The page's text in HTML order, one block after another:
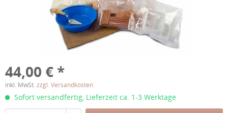
44,00 € *
inkl. MwSt. zzgl. Versandkosten
Sofort versandfertig, Lieferzeit ca. 1-3 Werktage